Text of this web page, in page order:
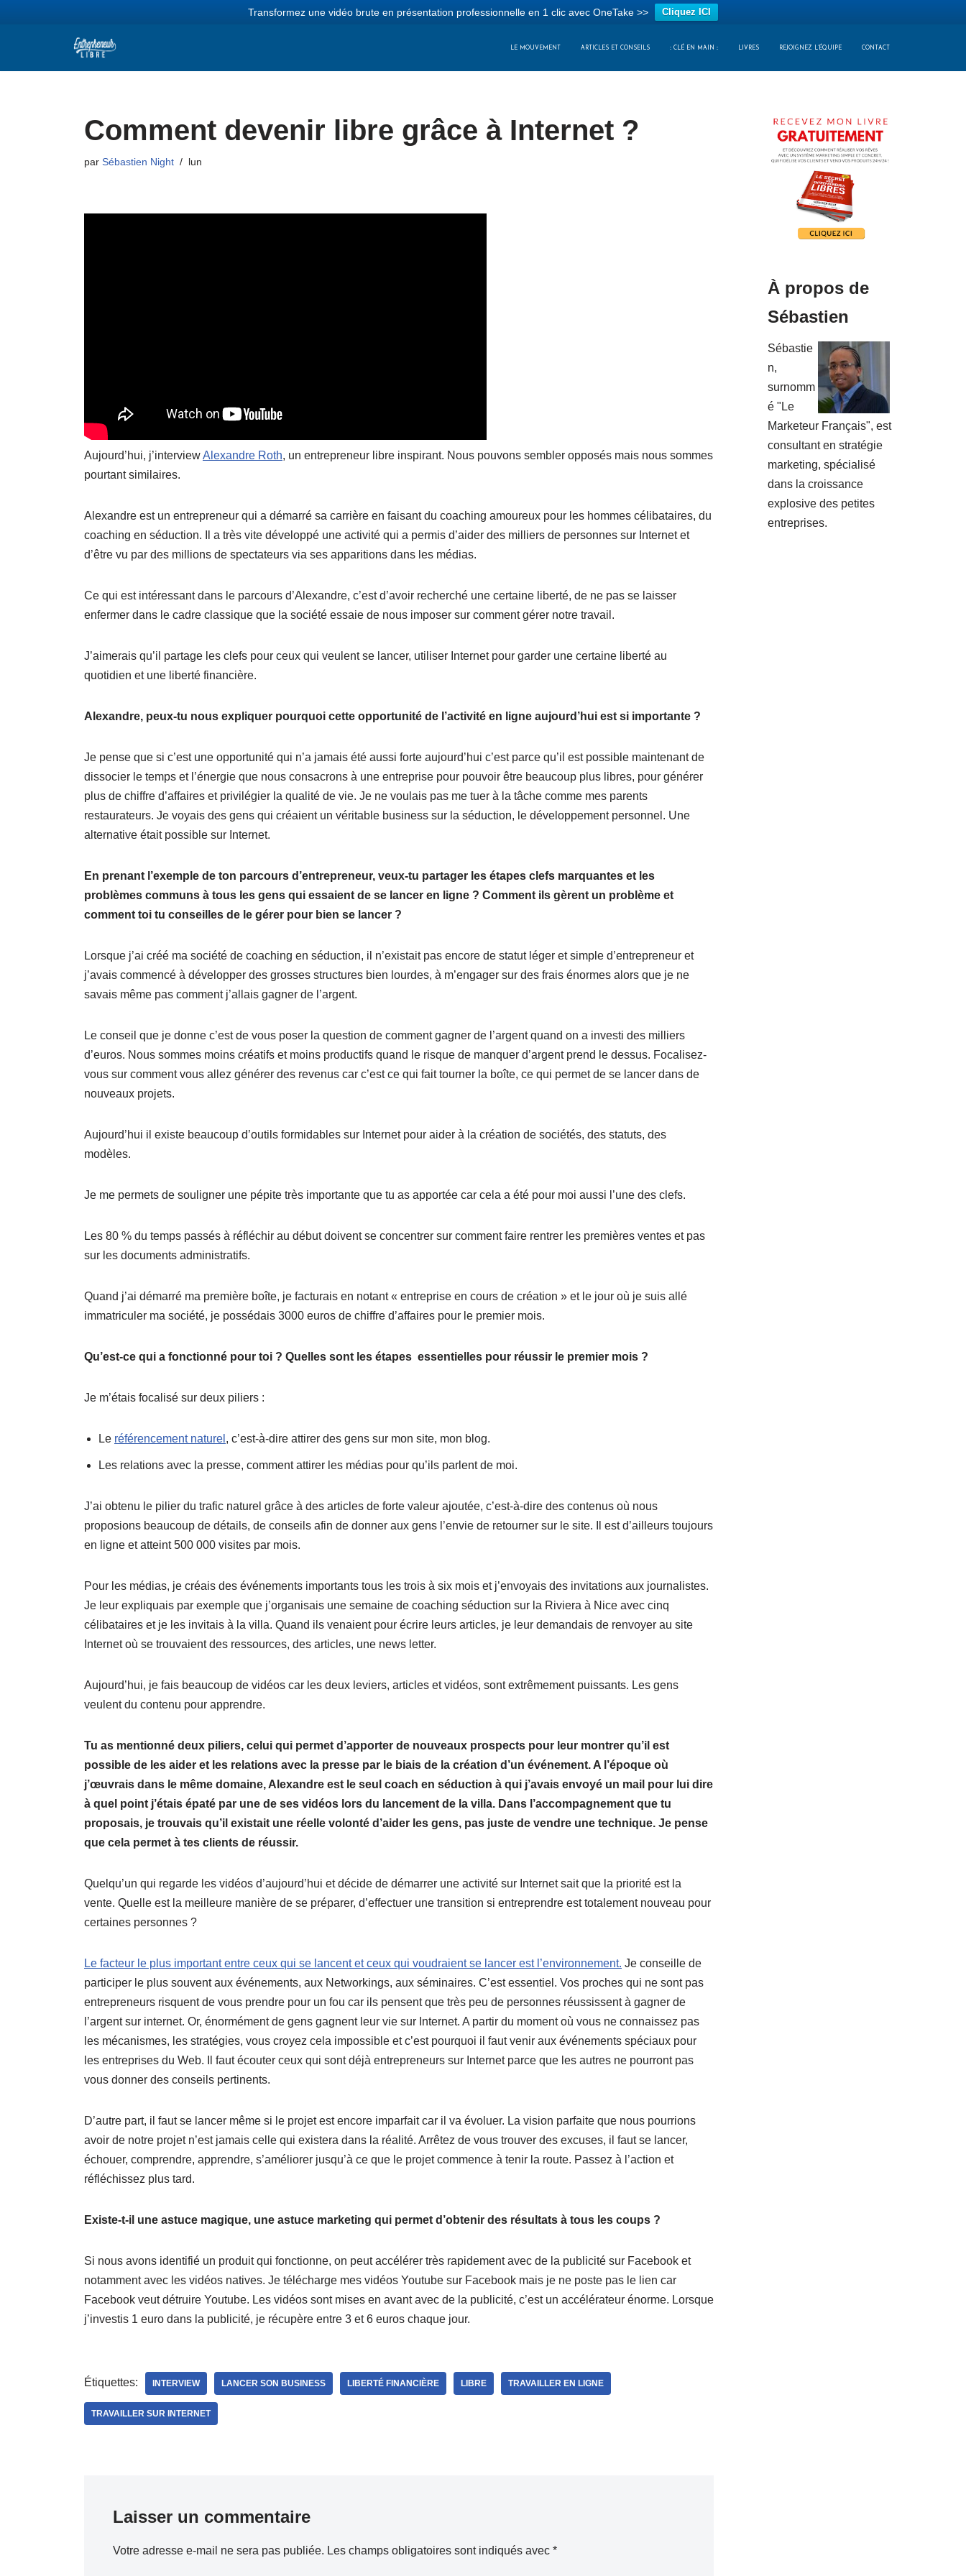
Transformez une vidéo brute en présentation professionnelle en 1 clic avec OneTake >> Cliquez ICI
LE MOUVEMENT ARTICLES ET CONSEILS :: CLÉ EN MAIN :: LIVRES REJOIGNEZ L’ÉQUIPE CONTACT
Comment devenir libre grâce à Internet ?
par Sébastien Night lun
Aujourd’hui, j’interviewAlexandre Roth, un entrepreneur libre inspirant. Nous pouvons sembler opposés mais nous sommes
pourtant similaires.
Alexandre est un entrepreneur qui a démarré sa carrière en faisant du coaching amoureux pour les hommes célibataires, du
coaching en séduction. Il a très vite développé une activité qui a permis d’aider des milliers de personnes sur Internet et
d’être vu par des millions de spectateurs via ses apparitions dans les médias.
Ce qui est intéressant dans le parcours d’Alexandre, c’est d’avoir recherché une certaine liberté, de ne pas se laisser
enfermer dans le cadre classique que la société essaie de nous imposer sur comment gérer notre travail.
J’aimerais qu’il partage les clefs pour ceux qui veulent se lancer, utiliser Internet pour garder une certaine liberté au
quotidien et une liberté financière.
Alexandre, peux-tu nous expliquer pourquoi cette opportunité de l’activité en ligne aujourd’hui est si importante ?
Je pense que si c’est une opportunité qui n’a jamais été aussi forte aujourd’hui c’est parce qu’il est possible maintenant de
dissocier le temps et l’énergie que nous consacrons à une entreprise pour pouvoir être beaucoup plus libres, pour générer
plus de chiffre d’affaires et privilégier la qualité de vie. Je ne voulais pas me tuer à la tâche comme mes parents
restaurateurs. Je voyais des gens qui créaient un véritable business sur la séduction, le développement personnel. Une
alternative était possible sur Internet.
En prenant l’exemple de ton parcours d’entrepreneur, veux-tu partager les étapes clefs marquantes et les
problèmes communs à tous les gens qui essaient de se lancer en ligne ? Comment ils gèrent un problème et
comment toi tu conseilles de le gérer pour bien se lancer ?
Lorsque j’ai créé ma société de coaching en séduction, il n’existait pas encore de statut léger et simple d’entrepreneur et
j’avais commencé à développer des grosses structures bien lourdes, à m’engager sur des frais énormes alors que je ne
savais même pas comment j’allais gagner de l’argent.
Le conseil que je donne c’est de vous poser la question de comment gagner de l’argent quand on a investi des milliers
d’euros. Nous sommes moins créatifs et moins productifs quand le risque de manquer d’argent prend le dessus. Focalisez-
vous sur comment vous allez générer des revenus car c’est ce qui fait tourner la boîte, ce qui permet de se lancer dans de
nouveaux projets.
Aujourd’hui il existe beaucoup d’outils formidables sur Internet pour aider à la création de sociétés, des statuts, des
modèles.
Je me permets de souligner une pépite très importante que tu as apportée car cela a été pour moi aussi l’une des clefs.
Les 80 % du temps passés à réfléchir au début doivent se concentrer sur comment faire rentrer les premières ventes et pas
sur les documents administratifs.
Quand j’ai démarré ma première boîte, je facturais en notant « entreprise en cours de création » et le jour où je suis allé
immatriculer ma société, je possédais 3000 euros de chiffre d’affaires pour le premier mois.
Qu’est-ce qui a fonctionné pour toi ? Quelles sont les étapes essentielles pour réussir le premier mois ?
Je m’étais focalisé sur deux piliers :
Le référencement naturel , c’est-à-dire attirer des gens sur mon site, mon blog.
Les relations avec la presse, comment attirer les médias pour qu’ils parlent de moi.
J’ai obtenu le pilier du trafic naturel grâce à des articles de forte valeur ajoutée, c’est-à-dire des contenus où nous
proposions beaucoup de détails, de conseils afin de donner aux gens l’envie de retourner sur le site. Il est d’ailleurs toujours
en ligne et atteint 500 000 visites par mois.
Pour les médias, je créais des événements importants tous les trois à six mois et j’envoyais des invitations aux journalistes.
Je leur expliquais par exemple que j’organisais une semaine de coaching séduction sur la Riviera à Nice avec cinq
célibataires et je les invitais à la villa. Quand ils venaient pour écrire leurs articles, je leur demandais de renvoyer au site
Internet où se trouvaient des ressources, des articles, une news letter.
Aujourd’hui, je fais beaucoup de vidéos car les deux leviers, articles et vidéos, sont extrêmement puissants. Les gens
veulent du contenu pour apprendre.
Tu as mentionné deux piliers, celui qui permet d’apporter de nouveaux prospects pour leur montrer qu’il est
possible de les aider et les relations avec la presse par le biais de la création d’un événement. A l’époque où
j’œuvrais dans le même domaine, Alexandre est le seul coach en séduction à qui j’avais envoyé un mail pour lui dire
à quel point j’étais épaté par une de ses vidéos lors du lancement de la villa. Dans l’accompagnement que tu
proposais, je trouvais qu’il existait une réelle volonté d’aider les gens, pas juste de vendre une technique. Je pense
que cela permet à tes clients de réussir.
Quelqu’un qui regarde les vidéos d’aujourd’hui et décide de démarrer une activité sur Internet sait que la priorité est la
vente. Quelle est la meilleure manière de se préparer, d’effectuer une transition si entreprendre est totalement nouveau pour
certaines personnes ?
Le facteur le plus important entre ceux qui se lancent et ceux qui voudraient se lancer est l’environnement. Je conseille de
participer le plus souvent aux événements, aux Networkings, aux séminaires. C’est essentiel. Vos proches qui ne sont pas
entrepreneurs risquent de vous prendre pour un fou car ils pensent que très peu de personnes réussissent à gagner de
l’argent sur internet. Or, énormément de gens gagnent leur vie sur Internet. A partir du moment où vous ne connaissez pas
les mécanismes, les stratégies, vous croyez cela impossible et c’est pourquoi il faut venir aux événements spéciaux pour
les entreprises du Web. Il faut écouter ceux qui sont déjà entrepreneurs sur Internet parce que les autres ne pourront pas
vous donner des conseils pertinents.
D’autre part, il faut se lancer même si le projet est encore imparfait car il va évoluer. La vision parfaite que nous pourrions
avoir de notre projet n’est jamais celle qui existera dans la réalité. Arrêtez de vous trouver des excuses, il faut se lancer,
échouer, comprendre, apprendre, s’améliorer jusqu’à ce que le projet commence à tenir la route. Passez à l’action et
réfléchissez plus tard.
Existe-t-il une astuce magique, une astuce marketing qui permet d’obtenir des résultats à tous les coups ?
Si nous avons identifié un produit qui fonctionne, on peut accélérer très rapidement avec de la publicité sur Facebook et
notamment avec les vidéos natives. Je télécharge mes vidéos Youtube sur Facebook mais je ne poste pas le lien car
Facebook veut détruire Youtube. Les vidéos sont mises en avant avec de la publicité, c’est un accélérateur énorme. Lorsque
j’investis 1 euro dans la publicité, je récupère entre 3 et 6 euros chaque jour.
Étiquettes: INTERVIEW LANCER SON BUSINESS LIBERTÉ FINANCIÈRE LIBRE TRAVAILLER EN LIGNE
TRAVAILLER SUR INTERNET
Laisser un commentaire
Votre adresse e-mail ne sera pas publiée. Les champs obligatoires sont indiqués avec *
À propos de
Sébastien
Sébastie
n,
surnomm
é "Le
Marketeur Français", est
consultant en stratégie
marketing, spécialisé
dans la croissance
explosive des petites
entreprises.